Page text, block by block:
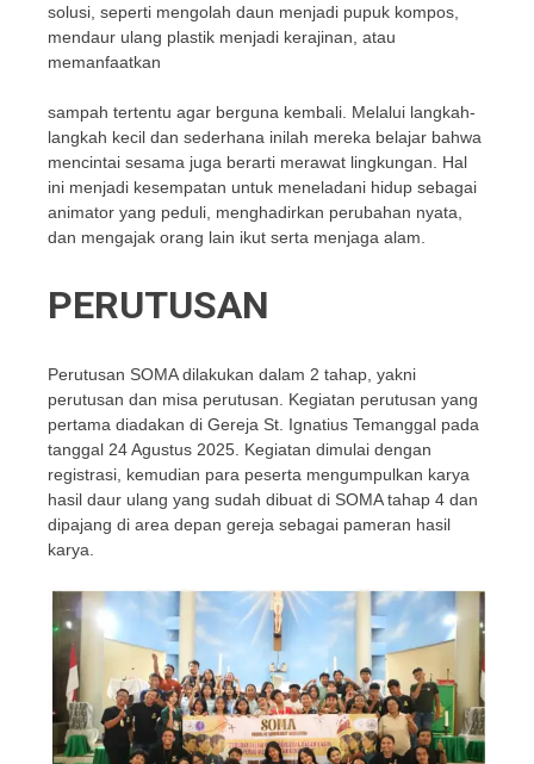
solusi, seperti mengolah daun menjadi pupuk kompos,
mendaur ulang plastik menjadi kerajinan, atau
memanfaatkan
sampah tertentu agar berguna kembali. Melalui langkah-
langkah kecil dan sederhana inilah mereka belajar bahwa
mencintai sesama juga berarti merawat lingkungan. Hal
ini menjadi kesempatan untuk meneladani hidup sebagai
animator yang peduli, menghadirkan perubahan nyata,
dan mengajak orang lain ikut serta menjaga alam.
PERUTUSAN
Perutusan SOMA dilakukan dalam 2 tahap, yakni
perutusan dan misa perutusan. Kegiatan perutusan yang
pertama diadakan di Gereja St. Ignatius Temanggal pada
tanggal 24 Agustus 2025. Kegiatan dimulai dengan
registrasi, kemudian para peserta mengumpulkan karya
hasil daur ulang yang sudah dibuat di SOMA tahap 4 dan
dipajang di area depan gereja sebagai pameran hasil
karya.